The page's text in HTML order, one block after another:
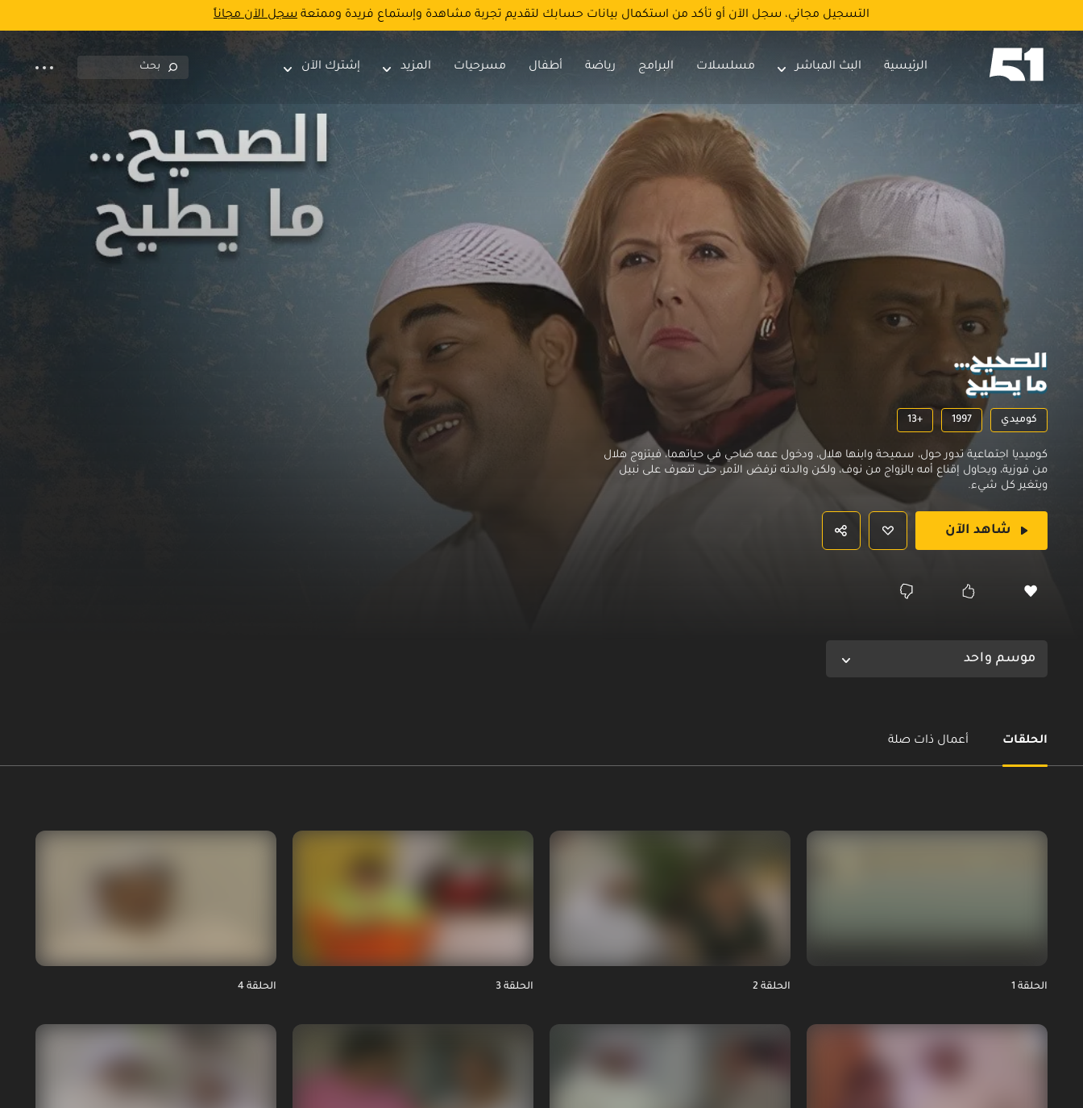
التسجيل مجاني، سجل الآن أو تأكد من استكمال بيانات حسابك لتقديم تجربة مشاهدة وإستماع فريدة وممتعة سجل الآن مجاناً
الرئيسية البث المباشر مسلسلات البرامج رياضة أطفال مسرحيات المزيد إشترك الآن
كوميدي 1997
13+
كوميديا اجتماعية تدور حول، سميحة وابنها هلال، ودخول عمه ضاحي في حياتهما، فيتزوج هلال
من فوزية، ويحاول إقناع أمه بالزواج من نوف، ولكن والدته ترفض الأمر، حتى تتعرف على نبيل
ويتغير كل شيء.
شاهد الآن
موسم واحد
الحلقات أعمال ذات صلة
الحلقة 1 الحلقة 2 الحلقة 3 الحلقة 4